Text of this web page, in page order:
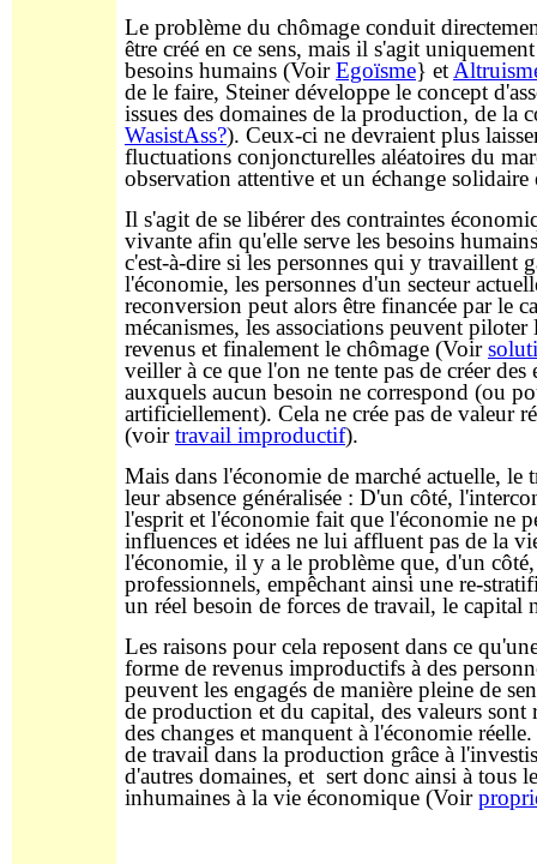
Le problème du chômage conduit
être créé en ce sens, mais il s'agit
besoins humains (VoirEgoïsme} et
de le faire, Steiner développe le concept
issues des domaines de la production, de
WasistAss?). Ceux-ci ne devraient plus
fluctuations conjoncturelles aléatoires du
observation attentive et un échange solidaire
Il s'agit de se libérer des contraintes
vivante afin qu'elle serve les besoins
c'est-à-dire si les personnes qui y travaillent
l'économie, les personnes d'un secteur
reconversion peut alors être financée par le
mécanismes, les associations peuvent
revenus et finalement le chômage (Voir
veiller à ce que l'on ne tente pas de créer
auxquels aucun besoin ne correspond (ou
artificiellement). Cela ne crée pas de valeur
(voirtravail improductif).
Mais dans l'économie de marché actuelle, le
leur absence généralisée : D'un côté,
l'esprit et l'économie fait que l'économie ne
influences et idées ne lui affluent pas de la
l'économie, il y a le problème que, d'un côté,
professionnels, empêchant ainsi une re-
un réel besoin de forces de travail, le capital
Les raisons pour cela reposent dans ce
forme de revenus improductifs à des
peuvent les engagés de manière pleine de
de production et du capital, des valeurs
des changes et manquent à l'économie
de travail dans la production grâce à
d'autres domaines, et sert donc ainsi à tous
inhumaines à la vie économique (Voir